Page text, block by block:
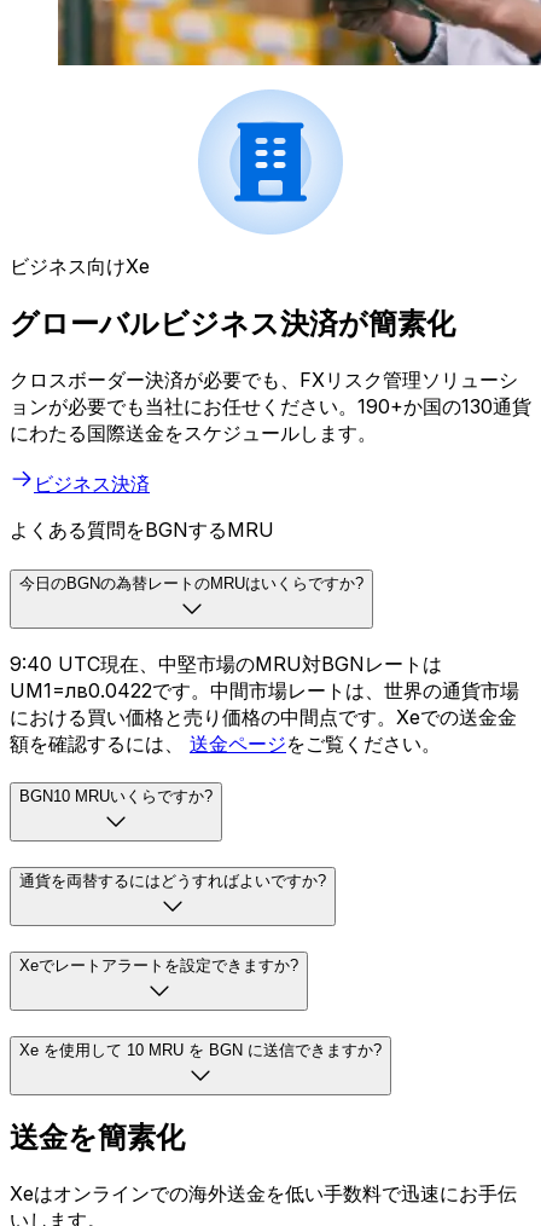
ビジネス向けXe
グローバルビジネス決済が簡素化
クロスボーダー決済が必要でも、FXリスク管理ソリューシ
ョンが必要でも当社にお任せください。190+か国の130通貨
にわたる国際送金をスケジュールします。
ビジネス決済
よくある質問をBGNするMRU
今日のBGNの為替レートのMRUはいくらですか?
9:40 UTC現在、中堅市場のMRU対BGNレートは
UM1=лв0.0422です。中間市場レートは、世界の通貨市場
における買い価格と売り価格の中間点です。Xeでの送金金
額を確認するには、 送金ページをご覧ください。
BGN10 MRUいくらですか?
通貨を両替するにはどうすればよいですか?
Xeでレートアラートを設定できますか?
Xe を使用して 10 MRU を BGN に送信できますか?
送金を簡素化
Xeはオンラインでの海外送金を低い手数料で迅速にお手伝
いします。